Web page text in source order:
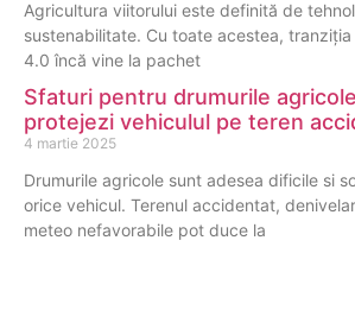
Agricultura viitorului este definită de
sustenabilitate. Cu toate acestea,
4.0 încă vine la pachet
Sfaturi pentru drumurile
protejezi vehiculul pe teren
4 martie 2025
Drumurile agricole sunt adesea dificile si
orice vehicul. Terenul accidentat,
meteo nefavorabile pot duce la